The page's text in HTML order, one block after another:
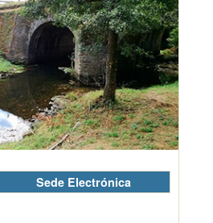
Sede Electrónica